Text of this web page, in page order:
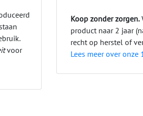
voor
Koop zonder zorgen.
product naar 2 jaar
recht op herstel of
Lees meer over